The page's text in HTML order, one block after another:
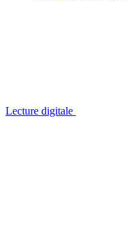
Lecture digitale